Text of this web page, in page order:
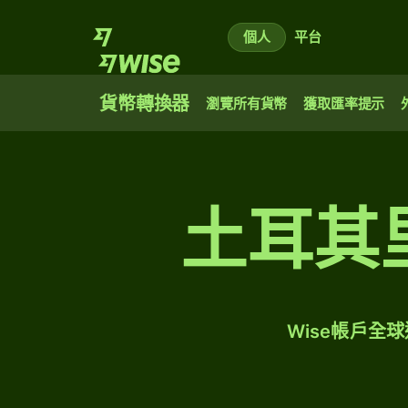
個人 平台
貨幣轉換器 瀏覽所有貨幣 獲取匯率提示
土耳其
Wise帳戶全球